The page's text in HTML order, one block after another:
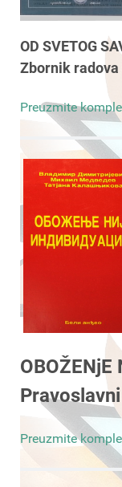
OD SVETOG
Zbornik
Preuzmite
OBOŽENjE
Preuzmite